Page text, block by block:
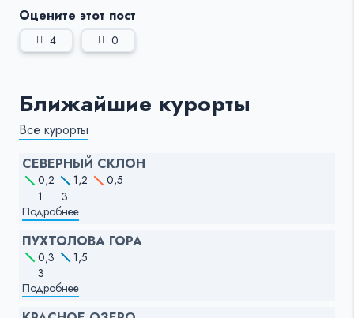
Оцените этот пост
4 0
Ближайшие курорты
Все курорты
СЕВЕРНЫЙ СКЛОН
0,2 1,2
0,5
1
3
Подробнее
ПУХТОЛОВА ГОРА
0,3
1,5
3
Подробнее